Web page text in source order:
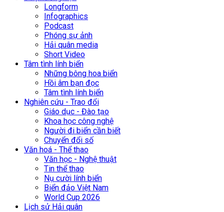
Longform
Infographics
Podcast
Phóng sự ảnh
Hải quân media
Short Video
Tâm tình lính biển
Những bông hoa biển
Hồi âm bạn đọc
Tâm tình lính biển
Nghiên cứu - Trao đổi
Giáo dục - Đào tạo
Khoa học công nghệ
Người đi biển cần biết
Chuyển đổi số
Văn hoá - Thể thao
Văn học - Nghệ thuật
Tin thể thao
Nụ cười lính biển
Biển đảo Việt Nam
World Cup 2026
Lịch sử Hải quân